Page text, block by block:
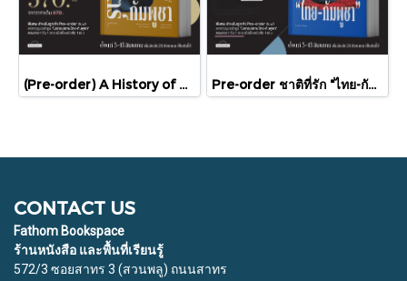
(Pre-order) A History of Cambodia ประวัติศาสตร์กัมพูชา (ฉบับปรับปรุงใหม่) / David Chandler / มติชน Pre-order ชาติที่รัก "ไทย-กัมพูชา" กับเส้นสมมติ / พวงทอง ภวัครพันธุ์ / มติชน
CONTACT US
Fathom Bookspace
ร้านหนังสือ และพื้นที่เรียนรู้
572/3 ซอยสาทร 3 (สวนพลู) ถนนสาทร